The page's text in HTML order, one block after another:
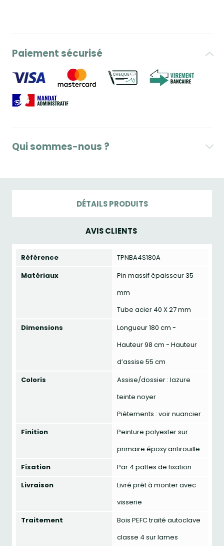
Paiement sécurisé
Qui sommes-nous ?
DÉTAILS PRODUITS
AVIS CLIENTS
Référence
TPNBA4S180A
Matériaux
Pin massif épaisseur 35
mm
Tube acier 40 X 27 mm
Dimensions
Longueur 180 cm -
Hauteur 98 cm - Hauteur
d’assise 55 cm
Coloris
Assise/dossier : lazure
teinte noyer
Piètements : voir nuancier
Finition
Peinture polyester sur
primaire époxy antirouille
Fixation
Par 4 pattes de fixation
Livraison
Livré prêt à monter avec
visserie
Traitement
Bois PEFC traité autoclave
classe 4 sur lames